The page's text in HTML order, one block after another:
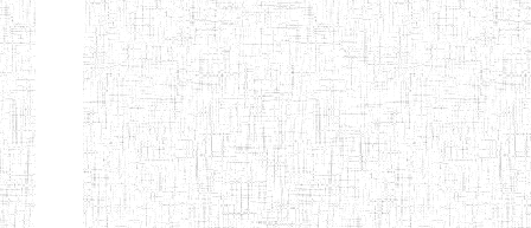
LA COURONNE
ENIET BILINGUE
LA
PERFORMANCE
06/01/2014 ENIET
ENIET PRIVEE
25/07/2013 ENIET